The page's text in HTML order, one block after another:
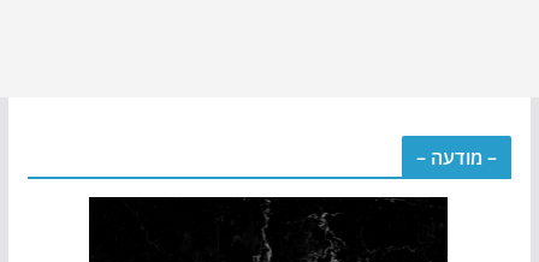
– מודעה –